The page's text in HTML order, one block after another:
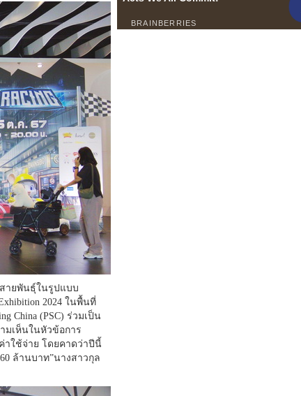
ายพันธุ์ในรูปแบบ
2024 ในพื้นที่
China (PSC) ร่วมเป็น
มเห็นในหัวข้อการ
าใช้จ่าย โดยคาดว่าปีนี้
ล้านบาท”นางสาวกุล